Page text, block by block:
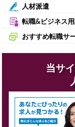
人材派遣
転職&ビジネス
おすすめ転職サ
当サ